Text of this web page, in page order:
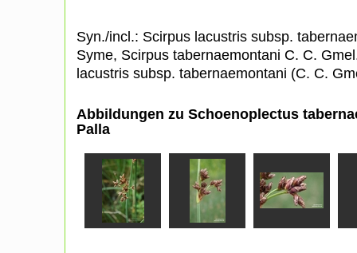
Syn./incl.: Scirpus lacustris subsp.
Syme, Scirpus tabernaemontani C. C.
lacustris subsp. tabernaemontani (C. C.
Abbildungen zu Schoenoplectus
Palla